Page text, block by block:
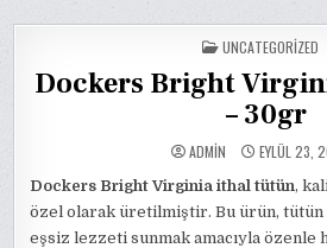
POSTED
IN
UNCATEGORIZED
Dockers Bright
– 30gr
ADMIN EYLÜL 23,
Dockers Bright Virginia ithal tütün,
özel olarak üretilmiştir. Bu ürün, tütün
eşsiz lezzeti sunmak amacıyla özenle